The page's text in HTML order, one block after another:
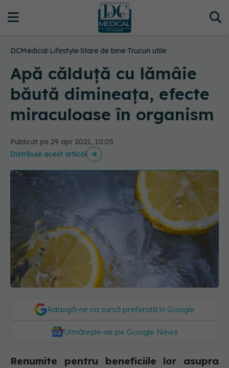
DCMedical›Lifestyle›Stare de bine›Trucuri utile
Apă călduță cu lămâie
băută dimineața, efecte
miraculoase în organism
Publicat pe 29 apr 2021, 10:05
Distribuie acest articol
Adaugă-ne ca sursă preferată în Google
Urmărește-ne pe Google News
Renumite pentru beneficiile lor asupra